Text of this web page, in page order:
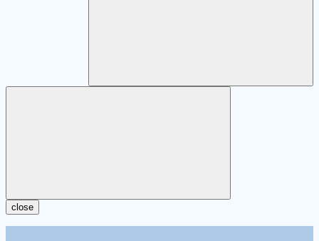
close